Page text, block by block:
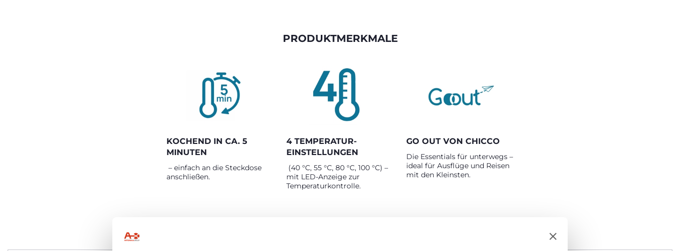
PRODUKTMERKMALE
KOCHEND IN CA. 5
MINUTEN
– einfach an die Steckdose
anschließen.
4 TEMPERATUR-
EINSTELLUNGEN
(40 °C, 55 °C, 80 °C, 100 °C) –
mit LED-Anzeige zur
Temperaturkontrolle.
GO OUT VON CHICCO
Die Essentials für unterwegs –
ideal für Ausflüge und Reisen
mit den Kleinsten.